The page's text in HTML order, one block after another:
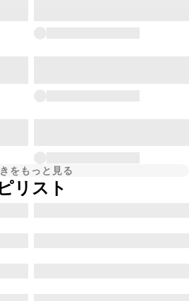
をもっと見る
リスト